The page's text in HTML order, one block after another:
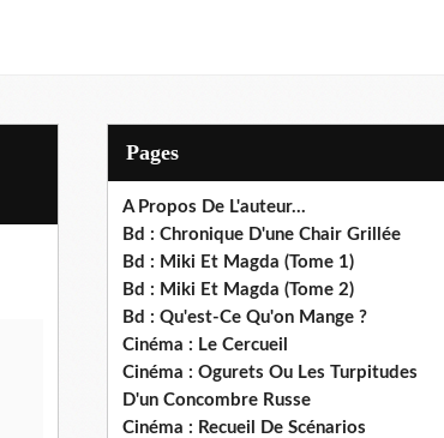
Pages
A Propos De L'auteur...
Bd : Chronique D'une Chair Grillée
Bd : Miki Et Magda (Tome 1)
Bd : Miki Et Magda (Tome 2)
Bd : Qu'est-Ce Qu'on Mange ?
Cinéma : Le Cercueil
Cinéma : Ogurets Ou Les Turpitudes
D'un Concombre Russe
Cinéma : Recueil De Scénarios